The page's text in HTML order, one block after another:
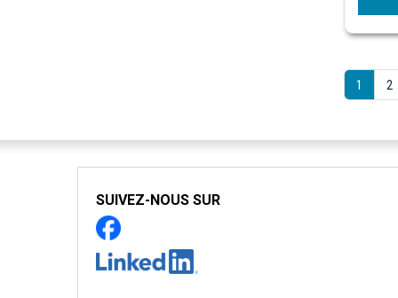
1 2
SUIVEZ-NOUS SUR